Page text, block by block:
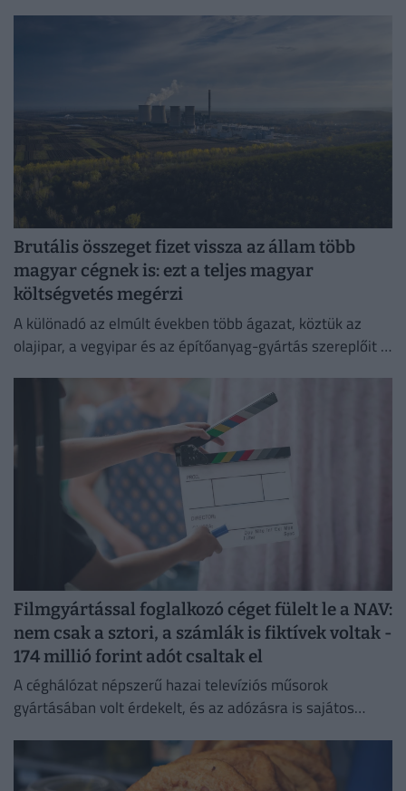
Brutális összeget fizet vissza az állam több
magyar cégnek is: ezt a teljes magyar
költségvetés megérzi
A különadó az elmúlt években több ágazat, köztük az
olajipar, a vegyipar és az építőanyag-gyártás szereplőit is
Filmgyártással foglalkozó céget fülelt le a NAV:
nem csak a sztori, a számlák is fiktívek voltak -
174 millió forint adót csaltak el
A céghálózat népszerű hazai televíziós műsorok
gyártásában volt érdekelt, és az adózásra is sajátos